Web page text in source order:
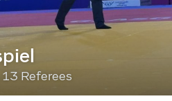
Referees